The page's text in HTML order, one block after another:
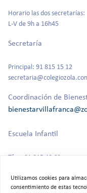
Utilizamos cookies para
consentimiento de estas
Horario las dos secretarías:
L-V de 9h a 16h45
Secretaría
Principal: 91 815 15 12
Coordinación de
Escuela Infantil
Tfno: 91 815 40 60